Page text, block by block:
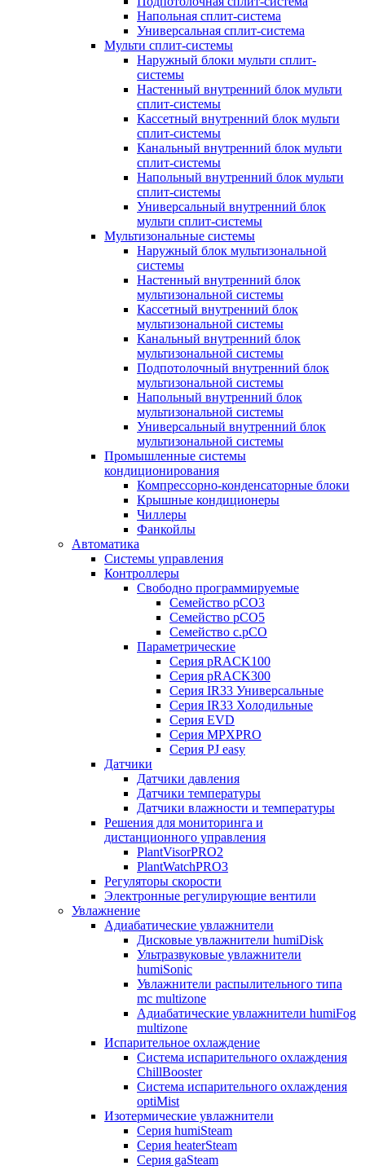
Напольная сплит-система
Универсальная сплит-система
Мульти сплит-системы
Наружный блоки мульти сплит-
системы
Настенный внутренний блок мульти
сплит-системы
Кассетный внутренний блок мульти
сплит-системы
Канальный внутренний блок мульти
сплит-системы
Напольный внутренний блок мульти
сплит-системы
Универсальный внутренний блок
мульти сплит-системы
Мультизональные системы
Наружный блок мультизональной
системы
Настенный внутренний блок
мультизональной системы
Кассетный внутренний блок
мультизональной системы
Канальный внутренний блок
мультизональной системы
Подпотолочный внутренний блок
мультизональной системы
Напольный внутренний блок
мультизональной системы
Универсальный внутренний блок
мультизональной системы
Промышленные системы
кондиционирования
Компрессорно-конденсаторные блоки
Крышные кондиционеры
Чиллеры
Фанкойлы
Автоматика
Системы управления
Контроллеры
Свободно программируемые
Семейство pCO3
Семейство pCO5
Семейство c.pCO
Параметрические
Серия pRACK100
Серия pRACK300
Серия IR33 Универсальные
Серия IR33 Холодильные
Серия EVD
Серия MPXPRO
Серия PJ easy
Датчики
Датчики давления
Датчики температуры
Датчики влажности и температуры
Решения для мониторинга и
дистанционного управления
PlantVisorPRO2
PlantWatchPRO3
Регуляторы скорости
Электронные регулирующие вентили
Увлажнение
Адиабатические увлажнители
Дисковые увлажнители humiDisk
Ультразвуковые увлажнители
humiSonic
Увлажнители распылительного типа
mc multizone
Адиабатические увлажнители humiFog
multizone
Испарительное охлаждение
Система испарительного охлаждения
ChillBooster
Система испарительного охлаждения
optiMist
Изотермические увлажнители
Серия humiSteam
Серия heaterSteam
Серия gaSteam